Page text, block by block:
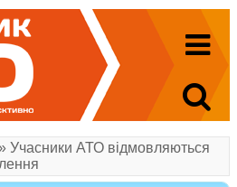
Учасники АТО відмовляються